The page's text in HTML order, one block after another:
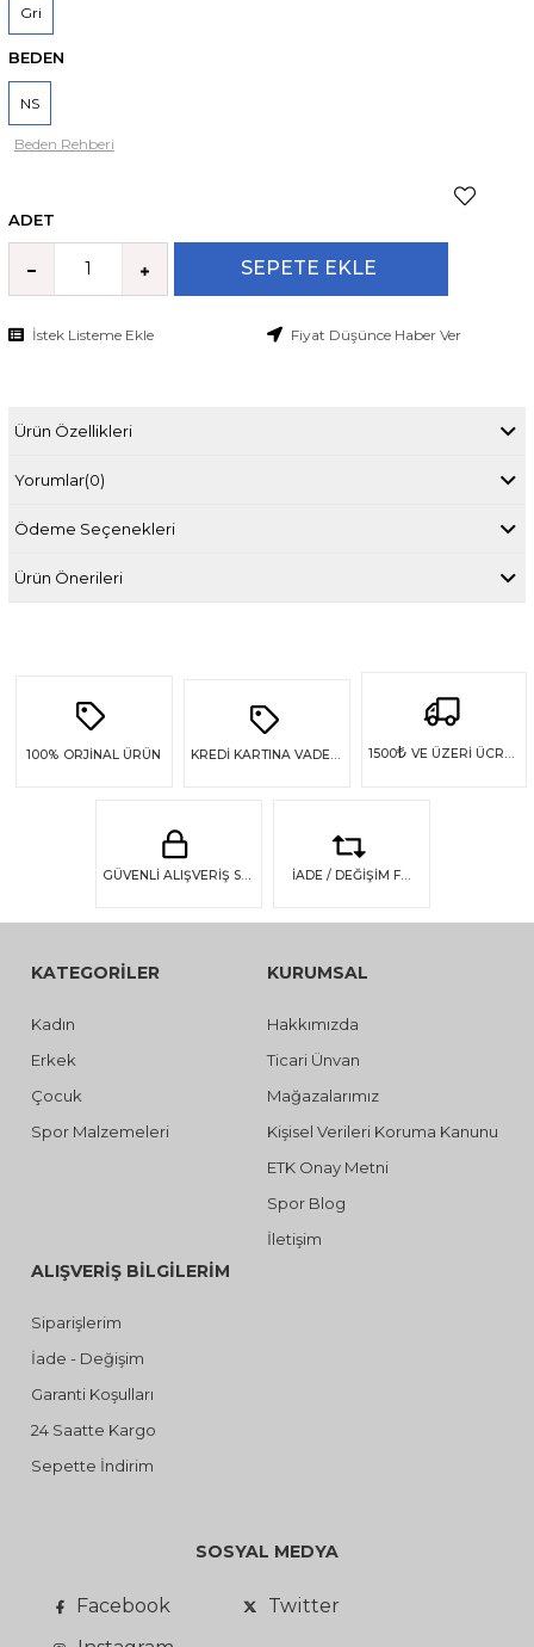
Gri
BEDEN
NS
Beden Rehberi
ADET
İstek Listeme Ekle Fiyat Düşünce Haber Ver
Ürün Özellikleri
Yorumlar(0)
Ödeme Seçenekleri
Ürün Önerileri
100% ORJİNAL ÜRÜN 1500₺ VE ÜZERİ ÜCRETSİZ KARGO
GÜVENLİ ALIŞVERİŞ SSL GÜVENLİĞİ İADE / DEĞİŞİM FIRSATI
KATEGORİLER
Kadın
Erkek
Çocuk
Spor Malzemeleri
KURUMSAL
Hakkımızda
Ticari Ünvan
Mağazalarımız
Kişisel Verileri Koruma Kanunu
ETK Onay Metni
Spor Blog
İletişim
ALIŞVERİŞ BİLGİLERİM
Siparişlerim
İade - Değişim
Garanti Koşulları
24 Saatte Kargo
Sepette İndirim
SOSYAL MEDYA
Facebook
Twitter